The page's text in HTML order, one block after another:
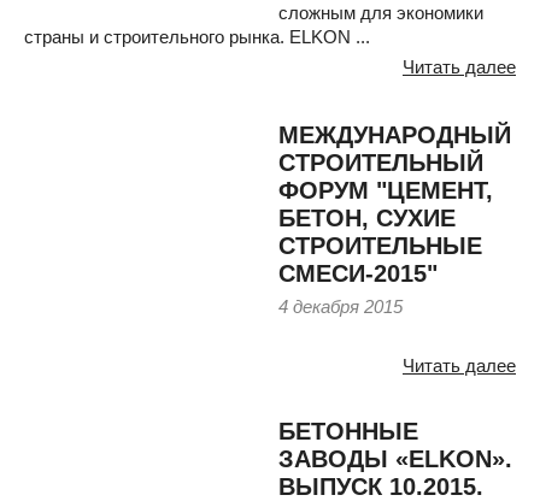
сложным для экономики
страны и строительного рынка. ELKON ...
Читать далее
МЕЖДУНАРОДНЫЙ
СТРОИТЕЛЬНЫЙ
ФОРУМ "ЦЕМЕНТ,
БЕТОН, СУХИЕ
СТРОИТЕЛЬНЫЕ
СМЕСИ-2015"
4 декабря 2015
Читать далее
БЕТОННЫЕ
ЗАВОДЫ «ELKON».
ВЫПУСК 10.2015.